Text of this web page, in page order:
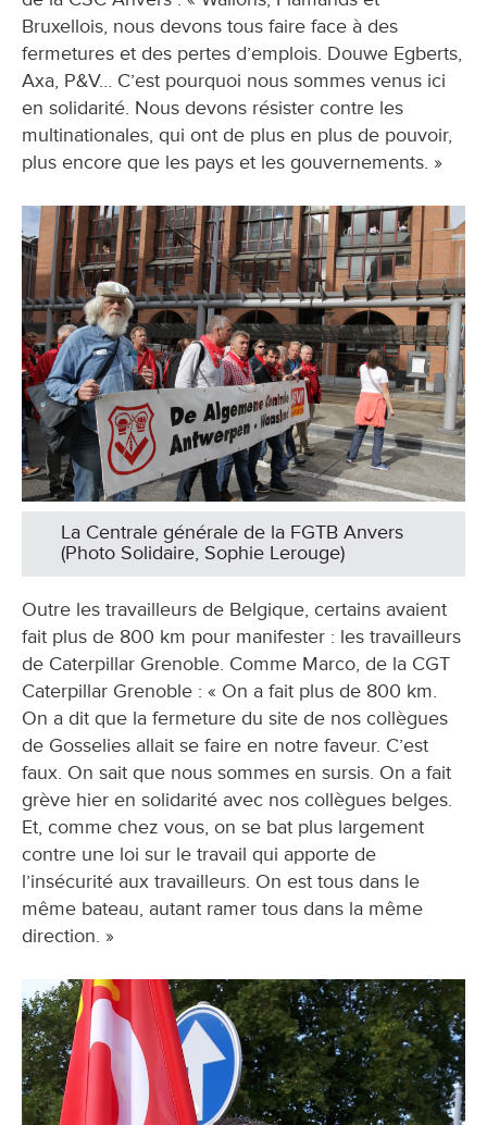
Bruxellois, nous devons tous faire face à des
fermetures et des pertes d’emplois. Douwe Egberts,
Axa, P&V… C’est pourquoi nous sommes venus ici
en solidarité. Nous devons résister contre les
multinationales, qui ont de plus en plus de pouvoir,
plus encore que les pays et les gouvernements. »
La Centrale générale de la FGTB Anvers
(Photo Solidaire, Sophie Lerouge)
Outre les travailleurs de Belgique, certains avaient
fait plus de 800 km pour manifester : les travailleurs
de Caterpillar Grenoble. Comme Marco, de la CGT
Caterpillar Grenoble : « On a fait plus de 800 km.
On a dit que la fermeture du site de nos collègues
de Gosselies allait se faire en notre faveur. C’est
faux. On sait que nous sommes en sursis. On a fait
grève hier en solidarité avec nos collègues belges.
Et, comme chez vous, on se bat plus largement
contre une loi sur le travail qui apporte de
l’insécurité aux travailleurs. On est tous dans le
même bateau, autant ramer tous dans la même
direction. »